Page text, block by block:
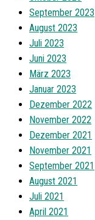
September 2023
August 2023
Juli 2023
Juni 2023
März 2023
Januar 2023
Dezember 2022
November 2022
Dezember 2021
November 2021
September 2021
August 2021
Juli 2021
April 2021